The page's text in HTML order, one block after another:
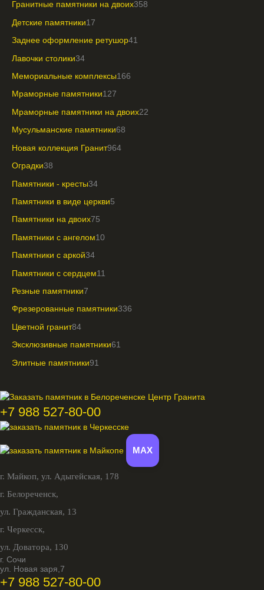
Гранитные памятники на двоих358
Детские памятники17
Заднее оформление ретушор41
Лавочки столики34
Мемориальные комплексы166
Мраморные памятники127
Мраморные памятники на двоих22
Мусульманские памятники68
Новая коллекция Гранит964
Оградки38
Памятники - кресты34
Памятники в виде церкви5
Памятники на двоих75
Памятники с ангелом10
Памятники с аркой34
Памятники с сердцем11
Резные памятники7
Фрезерованные памятники336
Цветной гранит84
Эксклюзивные памятники61
Элитные памятники91
+7 988 527-80-00
MAX
г. Майкоп, ул. Адыгейская, 178
г. Белореченск,
ул. Гражданская, 13
г. Черкесск,
ул. Доватора, 130
г. Сочи
ул. Новая заря,7
+7 988 527-80-00